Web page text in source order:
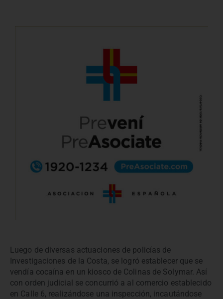
Luego de diversas actuaciones de policías de
Investigaciones de la Costa, se logró establecer que se
vendía cocaína en un kiosco de Colinas de Solymar. Así
con orden judicial se concurrió a al comercio establecido
en Calle 6, realizándose una inspección, incautándose